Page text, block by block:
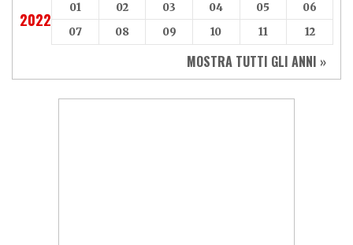
2022
01 02 03 04 05
06
07
08 09 10 11 12
MOSTRA TUTTI GLI ANNI »